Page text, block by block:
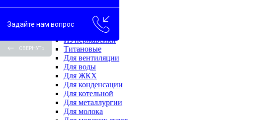
Вода-гликоль
Водоводяные
Из нержавейки
Титановые
Для вентиляции
Для воды
Для ЖКХ
Для конденсации
Для котельной
Для металлургии
Для молока
Задайте нам вопрос
СВЕРНУТЬ